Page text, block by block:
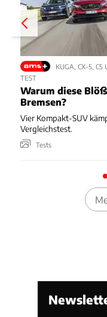
KUGA, CX-5, C5
TEST
Warum diese
Bremsen?
Vier Kompakt-SUV
Vergleichstest.
Tests